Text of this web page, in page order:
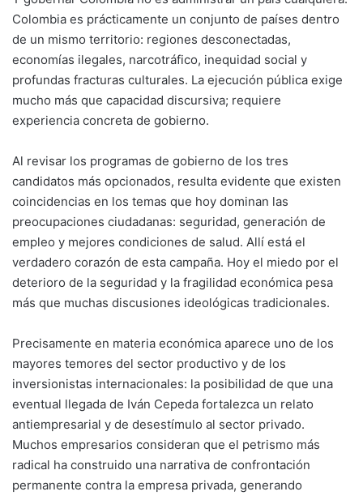
Colombia es prácticamente un conjunto de países dentro
de un mismo territorio: regiones desconectadas,
economías ilegales, narcotráfico, inequidad social y
profundas fracturas culturales. La ejecución pública exige
mucho más que capacidad discursiva; requiere
experiencia concreta de gobierno.
Al revisar los programas de gobierno de los tres
candidatos más opcionados, resulta evidente que existen
coincidencias en los temas que hoy dominan las
preocupaciones ciudadanas: seguridad, generación de
empleo y mejores condiciones de salud. Allí está el
verdadero corazón de esta campaña. Hoy el miedo por el
deterioro de la seguridad y la fragilidad económica pesa
más que muchas discusiones ideológicas tradicionales.
Precisamente en materia económica aparece uno de los
mayores temores del sector productivo y de los
inversionistas internacionales: la posibilidad de que una
eventual llegada de Iván Cepeda fortalezca un relato
antiempresarial y de desestímulo al sector privado.
Muchos empresarios consideran que el petrismo más
radical ha construido una narrativa de confrontación
permanente contra la empresa privada, generando